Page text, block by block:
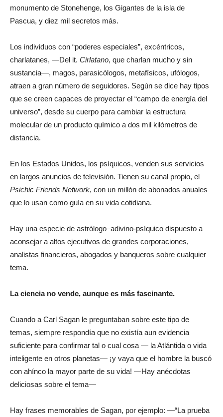
monumento de Stonehenge, los Gigantes de la isla de
Pascua, y diez mil secretos más.
Los individuos con “poderes especiales”, excéntricos,
charlatanes, —Del it. Cirlatano, que charlan mucho y sin
sustancia—, magos, parasicólogos, metafísicos, ufólogos,
atraen a gran número de seguidores. Según se dice hay tipos
que se creen capaces de proyectar el “campo de energía del
universo”, desde su cuerpo para cambiar la estructura
molecular de un producto químico a dos mil kilómetros de
distancia.
En los Estados Unidos, los psíquicos, venden sus servicios
en largos anuncios de televisión. Tienen su canal propio, el
Psichic Friends Network, con un millón de abonados anuales
que lo usan como guía en su vida cotidiana.
Hay una especie de astrólogo–adivino-psíquico dispuesto a
aconsejar a altos ejecutivos de grandes corporaciones,
analistas financieros, abogados y banqueros sobre cualquier
tema.
La ciencia no vende, aunque es más fascinante.
Cuando a Carl Sagan le preguntaban sobre este tipo de
temas, siempre respondía que no existía aun evidencia
suficiente para confirmar tal o cual cosa — la Atlántida o vida
inteligente en otros planetas— ¡y vaya que el hombre la buscó
con ahínco la mayor parte de su vida! —Hay anécdotas
deliciosas sobre el tema—
Hay frases memorables de Sagan, por ejemplo: —“La prueba